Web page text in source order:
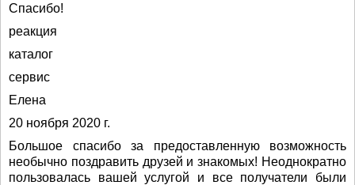
Спасибо!
реакция
каталог
сервис
Елена
20 ноября 2020 г.
Большое спасибо за предоставленную возможность
необычно поздравить друзей и знакомых! Неоднократно
пользовалась вашей услугой и все получатели были